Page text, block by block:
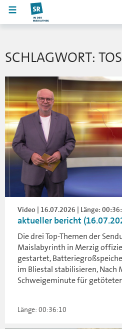
SCHLAGWORT:
Video | 16.07.2026 | Länge:
aktueller bericht
Die drei Top-Themen der
Maislabyrinth in Merzig
gestartet,
im Bliestal stabilisieren, Nach
Schweigeminute für
Länge: 00:36:10